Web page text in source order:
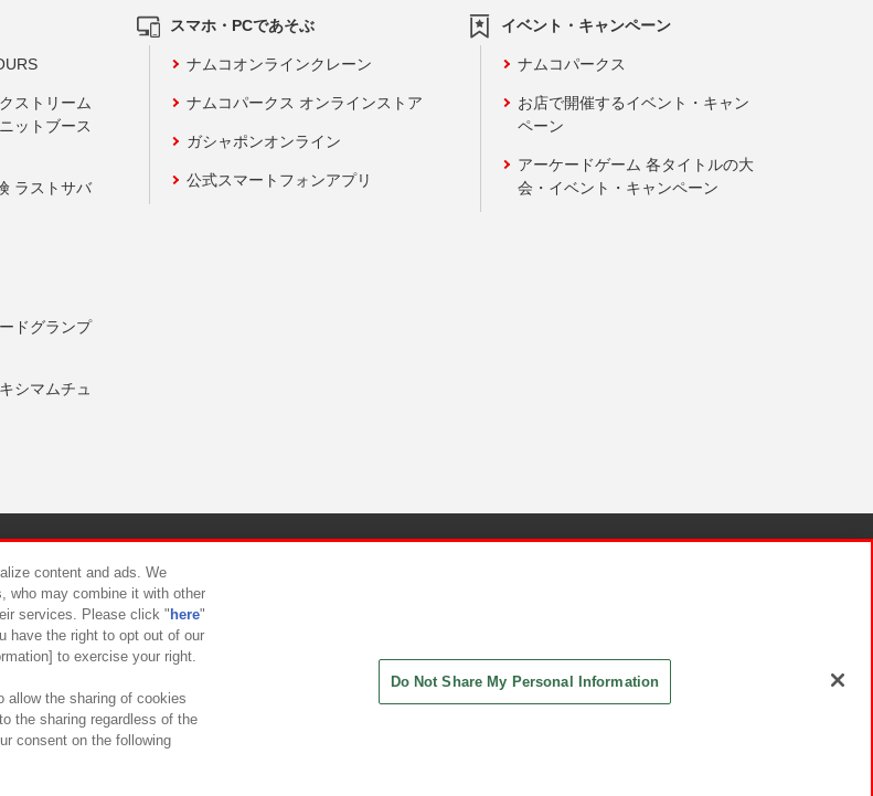
ストリーム
ットブース
ラストサバ
ドグランプ
シマムチュ
スマホ・PCであそぶ
ナムコオンラインクレーン
ナムコパークス オンラインストア
ガシャポンオンライン
公式スマートフォンアプリ
イベント・キャンペーン
ナムコパークス
お店で開催するイベント・キャン
ペーン
アーケードゲーム 各タイトルの大
会・イベント・キャンペーン
タマーハラスメント対応方針
content and ads. We
who may combine it with other
services. Please click " here"
have the right to opt out of our
to exercise your right.
allow the sharing of cookies
the sharing regardless of the
consent on the following
Do Not Share My Personal Information